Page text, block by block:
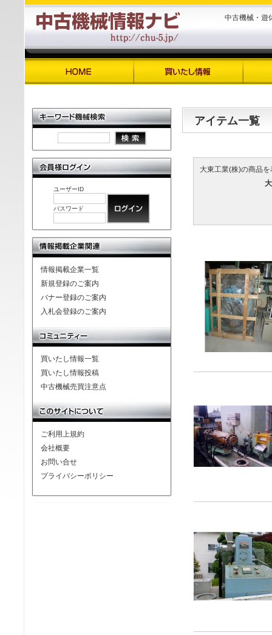
中古機械・遊
アイテム一覧
大東工業(株)の商品を
ユーザーID
パスワード
情報掲載企業一覧
新規登録のご案内
バナー登録のご案内
入札会登録のご案内
買いたし情報一覧
買いたし情報投稿
中古機械売買注意点
ご利用上規約
会社概要
お問い合せ
プライバシーポリシー